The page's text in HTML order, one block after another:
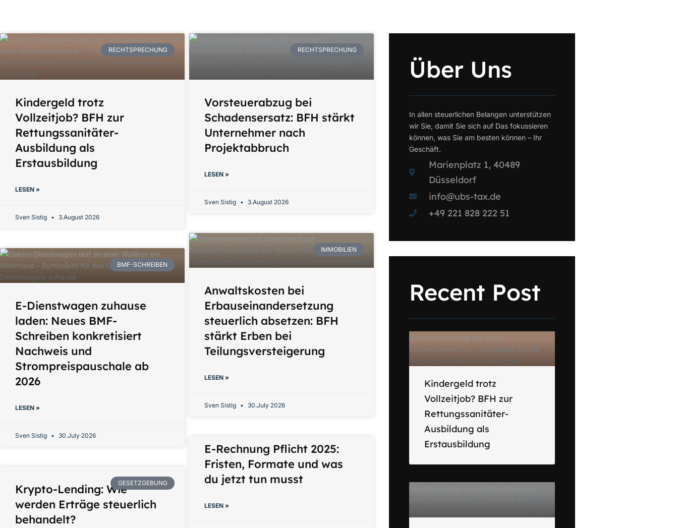
RECHTSPRECHUNG
Kindergeld trotz
Vollzeitjob? BFH zur
Rettungssanitäter-
Ausbildung als
Erstausbildung
LESEN »
Sven Sistig 3.August 2026
RECHTSPRECHUNG
Vorsteuerabzug bei
Schadensersatz: BFH stärkt
Unternehmer nach
Projektabbruch
LESEN »
Sven Sistig 3.August 2026
BMF-SCHREIBEN
E-Dienstwagen zuhause
laden: Neues BMF-
Schreiben konkretisiert
Nachweis und
Strompreispauschale ab
2026
LESEN »
Sven Sistig 30.July 2026
IMMOBILIEN
Anwaltskosten bei
Erbauseinandersetzung
steuerlich absetzen: BFH
stärkt Erben bei
Teilungsversteigerung
LESEN »
Sven Sistig 30.July 2026
GESETZGEBUNG
Krypto-Lending: Wie
werden Erträge steuerlich
behandelt?
E-Rechnung Pflicht 2025:
Fristen, Formate und was
du jetzt tun musst
LESEN »
Über Uns
In allen steuerlichen Belangen unterstützen
wir Sie, damit Sie sich auf Das fokussieren
können, was Sie am besten können – Ihr
Geschäft.
Marienplatz 1, 40489
Düsseldorf
info@ubs-tax.de
+49 221 828 222 51
Recent Post
Kindergeld trotz
Vollzeitjob? BFH zur
Rettungssanitäter-
Ausbildung als
Erstausbildung